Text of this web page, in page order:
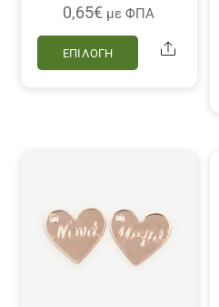
0,65€ με ΦΠΑ
ΕΠΙΛΟΓΉ
Αυτό
το
επιλογές
μπορούν
να
Share